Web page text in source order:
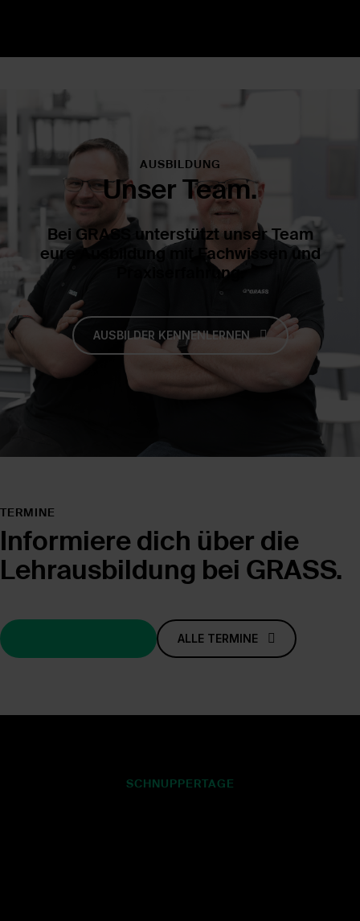
AUSBILDUNG
Unser Team.
Bei GRASS unterstützt unser Team
eure Ausbildung mit Fachwissen und
Praxiserfahrung.
AUSBILDER KENNENLERNEN
TERMINE
Informiere dich über die
Lehrausbildung bei GRASS.
ALLE TERMINE
SCHNUPPERTAGE